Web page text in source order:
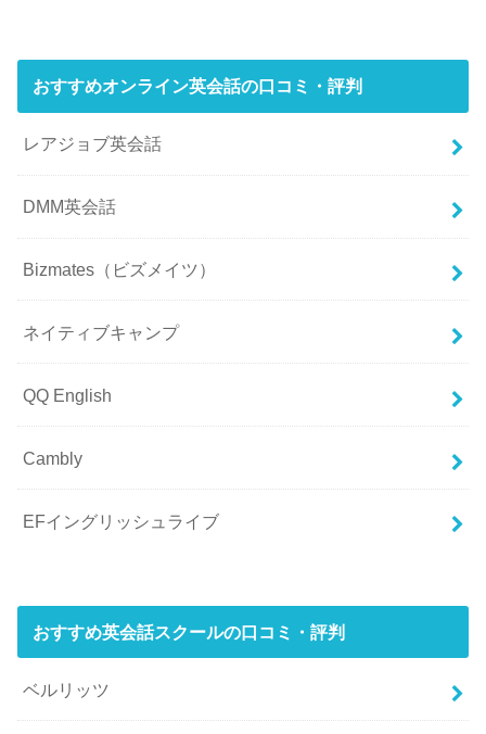
おすすめオンライン英会話の口コミ・評判
レアジョブ英会話
DMM英会話
Bizmates（ビズメイツ）
ネイティブキャンプ
QQ English
Cambly
EFイングリッシュライブ
おすすめ英会話スクールの口コミ・評判
ベルリッツ